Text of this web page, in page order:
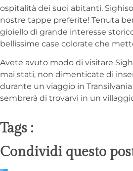
ospitalità dei suoi abitanti.
nostre tappe preferite! Tenuta
gioiello di grande interesse
bellissime case colorate che
Avete avuto modo di visitare
mai stati, non dimenticate di
durante un viaggio in
sembrerà di trovarvi in un
Tags :
Condividi questo